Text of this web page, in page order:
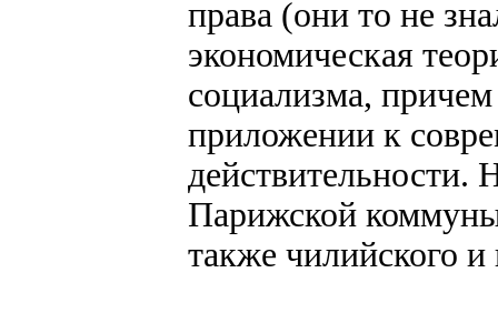
права (они то не
экономическая
социализма,
приложении к
действительности.
Парижской
также чилийского и